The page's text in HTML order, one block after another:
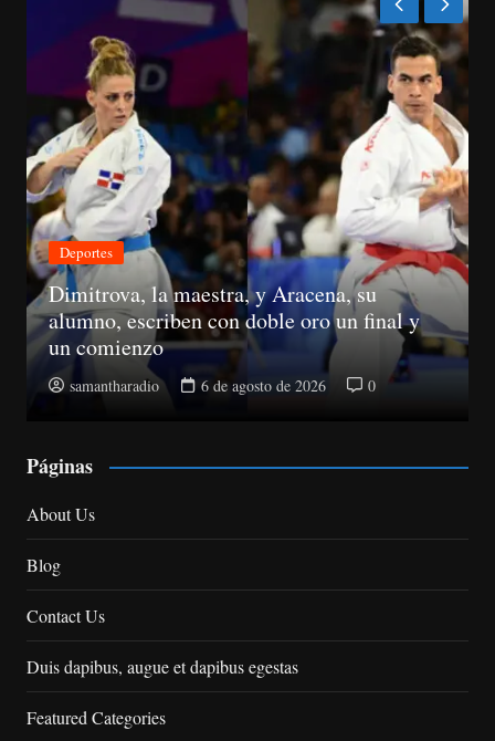
Económica
Suspenden registros de proveedores del
Estado a 10 senadores
samantharadio 5 de agosto de 2026
Páginas
About Us
Blog
Contact Us
Duis dapibus, augue et dapibus egestas
Featured Categories